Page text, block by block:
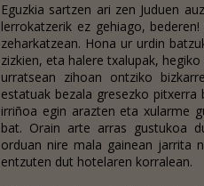
Eguzkia sartzen ari zen Juduen
lerrokatzerik ez gehiago,
zeharkatzean. Hona ur urdin
zizkien, eta halere txalupak,
urratsean zihoan ontziko
estatuak bezala gresezko
irriñoa egin arazten eta xularme
bat. Orain arte arras gustukoa
orduan nire mala gainean jarrita
entzuten dut hotelaren korralean.